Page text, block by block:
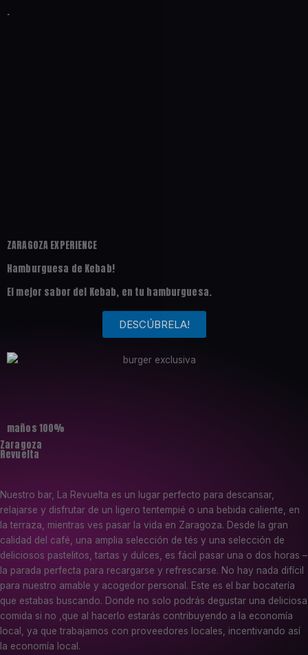
.
ZARAGOZA EXPERIENCE
Hamburguesa de Kebab!
El mejor sabor del Kebab, en tu hamburguesa.
DESCÚBRELA!
maños 100%
Zaragoza
Revuelta
Nuestro bar, La Revuelta es un lugar perfecto para descansar,
relajarse y disfrutar de un ligero tentempié o una bebida caliente, en
la terraza, mientras ves pasar la vida en Zaragoza. Desde la gran
calidad del café, una amplia selección de tés y una selección de
deliciosos pastelitos, tartas y dulces, es fácil pasar una o dos horas –
la parada perfecta para recargarse y refrescarse. No hay nada difícil
para nuestro amable y acogedor personal. Este es el bar bocatería
que estabas buscando. Donde no solo podrás degustar una deliciosa
comida si no ,que al hacerlo estarás contribuyendo a la economía
local, ya que trabajamos con proveedores locales, incentivando así
la economía local.